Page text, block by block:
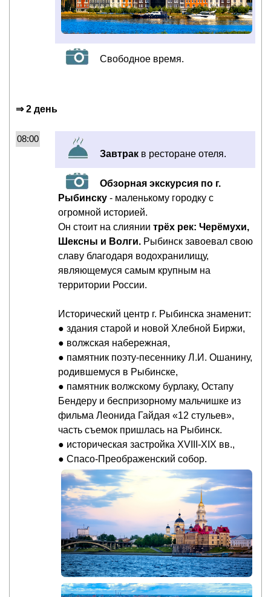
Свободное время.
⇒ 2 день
08:00
Завтрак в ресторане отеля.
Обзорная экскурсия по г.
Рыбинску - маленькому городку с
огромной историей.
Он стоит на слиянии трёх рек: Черёмухи,
Шексны и Волги. Рыбинск завоевал свою
славу благодаря водохранилищу,
являющемуся самым крупным на
территории России.
Исторический центр г. Рыбинска знаменит:
● здания старой и новой Хлебной Биржи,
● волжская набережная,
● памятник поэту-песеннику Л.И. Ошанину,
родившемуся в Рыбинске,
● памятник волжскому бурлаку, Остапу
Бендеру и беспризорному мальчишке из
фильма Леонида Гайдая «12 стульев»,
часть съемок пришлась на Рыбинск.
● историческая застройка XVIII-XIX вв.,
● Спасо-Преображенский собор.